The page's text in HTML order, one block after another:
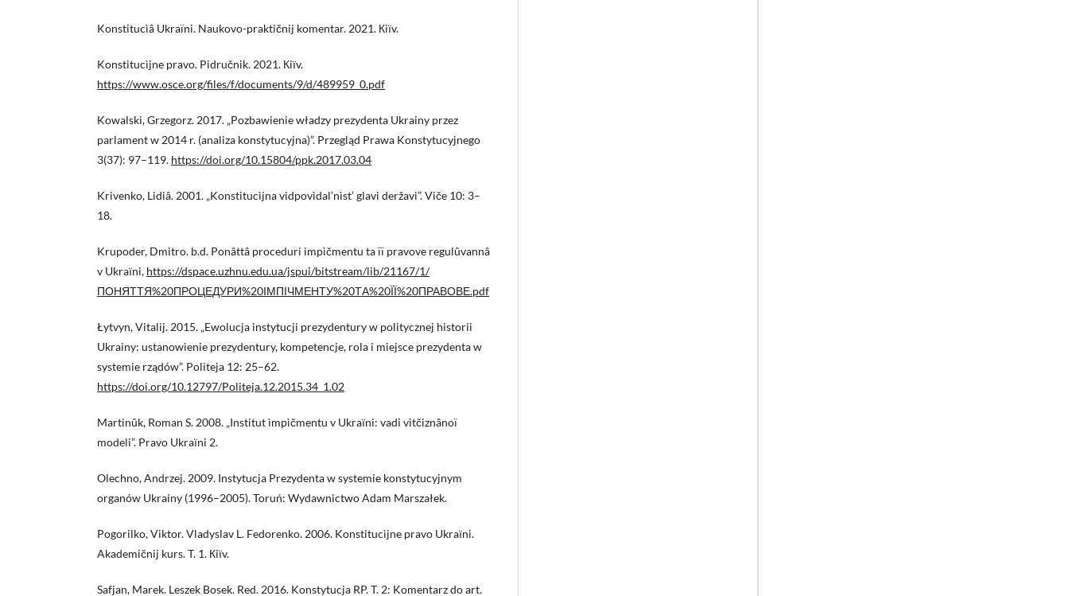
Konstitucìâ Ukraïni. Naukovo-praktičnij komentar. 2021. Кiїv.
Konstitucìjne pravo. Pidručnik. 2021. Кiїv.
https://www.osce.org/files/f/documents/9/d/489959_0.pdf
Kowalski, Grzegorz. 2017. „Pozbawienie władzy prezydenta Ukrainy przez
parlament w 2014 r. (analiza konstytucyjna)”. Przegląd Prawa Konstytucyjnego
3(37): 97–119. https://doi.org/10.15804/ppk.2017.03.04
Krivenko, Lidiâ. 2001. „Konstitucìjna vidpovìdal’nìst’ glavi deržavi”. Viče 10: 3–
18.
Krupoder, Dmitro. b.d. Ponâttâ proceduri impìčmentu ta ïï pravove regulûvannâ
v Ukraїni, https://dspace.uzhnu.edu.ua/jspui/bitstream/lib/21167/1/
ПОНЯТТЯ%20ПРОЦЕДУРИ%20ІМПІЧМЕНТУ%20ТА%20ЇЇ%20ПРАВОВЕ.pdf
Łytvyn, Vitalij. 2015. „Ewolucja instytucji prezydentury w politycznej historii
Ukrainy: ustanowienie prezydentury, kompetencje, rola i miejsce prezydenta w
systemie rządów”. Politeja 12: 25–62.
https://doi.org/10.12797/Politeja.12.2015.34_1.02
Martinûk, Roman S. 2008. „Institut ìmpìčmentu v Ukraїni: vadi vìtčiznânoï
modeli”. Pravo Ukraїni 2.
Olechno, Andrzej. 2009. Instytucja Prezydenta w systemie konstytucyjnym
organów Ukrainy (1996–2005). Toruń: Wydawnictwo Adam Marszałek.
Pogorilko, Viktor. Vladyslav L. Fedorenko. 2006. Konstitucìjne pravo Ukraїni.
Akademičnij kurs. T. 1. Кiїv.
Safjan, Marek. Leszek Bosek. Red. 2016. Konstytucja RP. T. 2: Komentarz do art.